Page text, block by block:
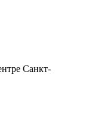
Санкт-